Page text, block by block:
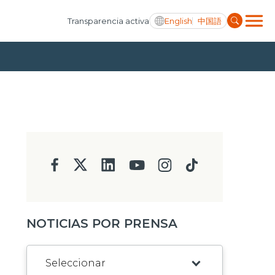
Transparencia activa English 中国語
NOTICIAS POR PRENSA